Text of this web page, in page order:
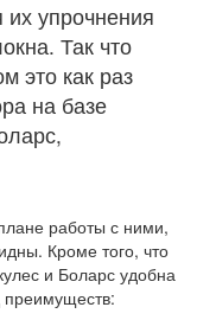
упрочнения
Так что
это как раз
на базе
работы с ними,
Кроме того, что
и Боларс удобна